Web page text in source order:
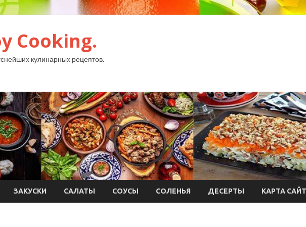
Cooking.
кулинарных рецептов.
ЗАКУСКИ САЛАТЫ СОУСЫ СОЛЕНЬЯ ДЕСЕРТЫ КАРТА